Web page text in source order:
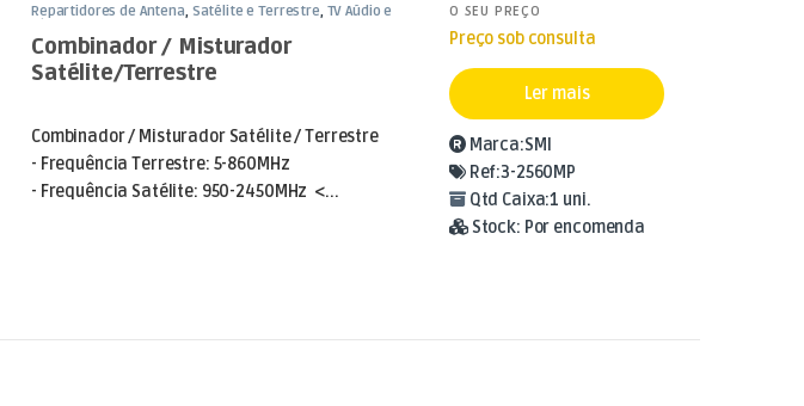
Repartidores de Antena, Satélite e Terrestre, TV Aúdio e
Vídeo
Combinador / Misturador
Satélite/Terrestre
Combinador / Misturador Satélite / Terrestre
- Frequência Terrestre: 5-860MHz
- Frequência Satélite: 950-2450MHz <...
O SEU PREÇO
Preço sob consulta
Ler mais
Marca:SMI
Ref:3-2560MP
Qtd Caixa:1 uni.
Stock: Por encomenda